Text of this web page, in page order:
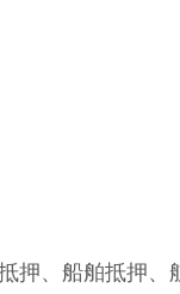
押、船舶抵押